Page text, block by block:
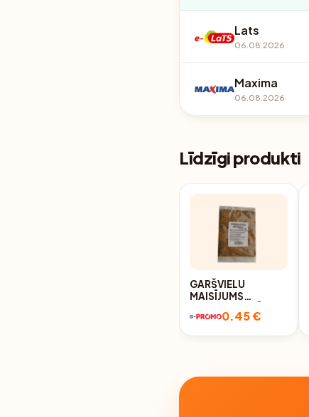
Lats
06.08.2026
Maxima
06.08.2026
Līdzīgi produkti
GARŠVIELU
MAISĪJUMS
100G 0.45 €